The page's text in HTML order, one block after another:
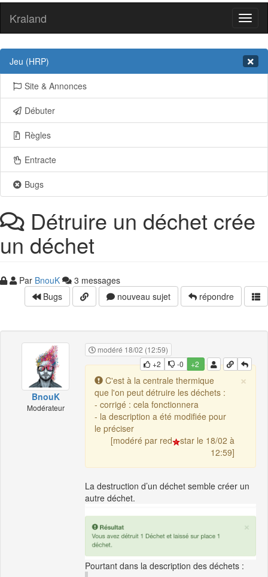
Kraland
Jeu (HRP)
Site & Annonces
Débuter
Règles
Entracte
Bugs
Détruire un déchet crée
un déchet
Par BnouK
3 messages
Bugs
nouveau sujet répondre
BnouK
Modérateur
modéré 18/02 (12:59)
+2
-0 +2
×
C'est à la centrale thermique
que l'on peut détruire les déchets :
- corrigé : cela fonctionnera
- la description a été modifiée pour
le préciser
[modéré par red
star le 18/02 à
12:59]
La destruction d’un déchet semble créer un
autre déchet.
Pourtant dans la description des déchets :